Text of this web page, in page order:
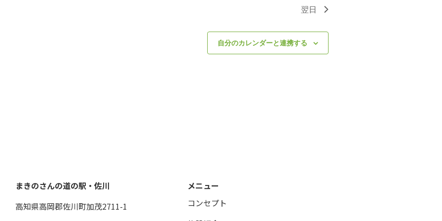
翌日
自分のカレンダーと連携する
まきのさんの道の駅・佐川
高知県高岡郡佐川町加茂2711-1
メニュー
コンセプト